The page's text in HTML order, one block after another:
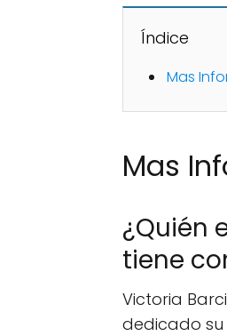
Índice
Mas
Mas
¿Quién
tiene
Victoria
dedicado